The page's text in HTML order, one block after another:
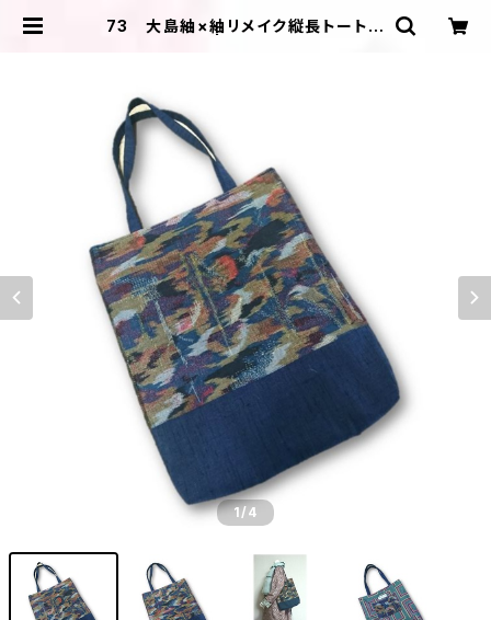
73 大島紬×紬リメイク縦長トートバ
1/4